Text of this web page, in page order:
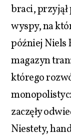
braci,
wyspy, na
później Niels
magazyn
którego
zaczęły
Niestety,